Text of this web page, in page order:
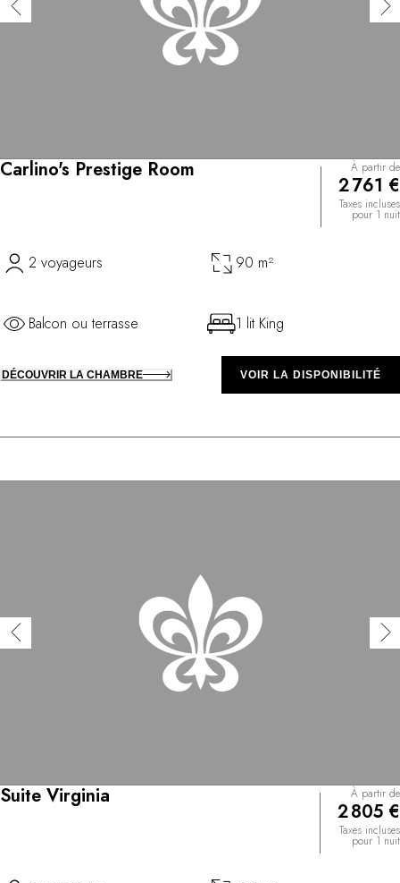
Carlino's Prestige Room À partir de
2 761 €
Taxes incluses
pour 1 nuit
2 voyageurs 90 m²
Balcon ou terrasse 1 lit King
DÉCOUVRIR LA CHAMBRE VOIR LA DISPONIBILITÉ
Suite Virginia À partir de
2 805 €
Taxes incluses
pour 1 nuit